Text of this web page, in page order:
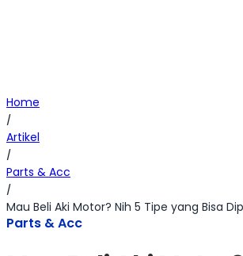
Home
/
Artikel
/
Parts & Acc
/
Mau Beli Aki Motor? Nih 5 Tipe yang Bisa
Parts & Acc